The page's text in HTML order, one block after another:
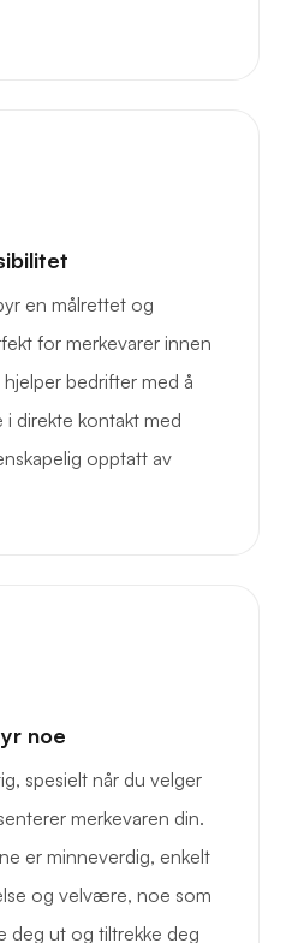
en målrettet og
for merkevarer innen
bedrifter med å
i direkte kontakt med
opptatt av
noe
spesielt når du velger
merkevaren din.
er minneverdig, enkelt
og velvære, noe som
deg ut og tiltrekke deg